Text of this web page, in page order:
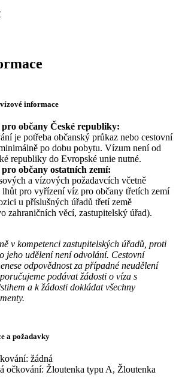
informace
občany České republiky:
je potřeba občanský průkaz nebo cestovní
po dobu pobytu. Vízum není od
republiky do Evropské unie nutné.
občany ostatních zemí:
a vízových požadavcích včetně
pro vyřízení víz pro občany třetích zemí
u příslušných úřadů třetí země
zahraničních věcí, zastupitelský úřad).
v kompetenci zastupitelských úřadů, proti
jeho udělení není odvolání. Cestovní
odpovědnost za případné neudělení
podávat žádosti o víza s
a k žádosti dokládat všechny
a požadavky
žádná
očkování: Žloutenka typu A, Žloutenka